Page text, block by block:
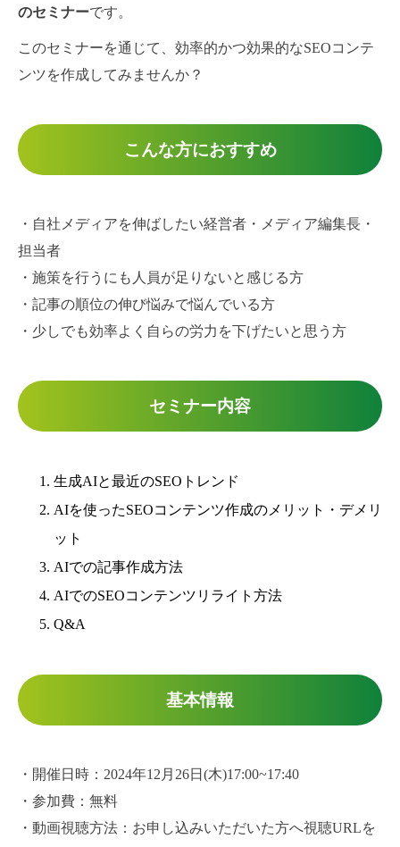
のセミナーです。
このセミナーを通じて、効率的かつ効果的なSEOコンテ
ンツを作成してみませんか？
こんな方におすすめ
・自社メディアを伸ばしたい経営者・メディア編集長・
担当者
・施策を行うにも人員が足りないと感じる方
・記事の順位の伸び悩みで悩んでいる方
・少しでも効率よく自らの労力を下げたいと思う方
セミナー内容
生成AIと最近のSEOトレンド
AIを使ったSEOコンテンツ作成のメリット・デメリ
ット
AIでの記事作成方法
AIでのSEOコンテンツリライト方法
Q&A
基本情報
・開催日時：2024年12月26日(木)17:00~17:40
・参加費：無料
・動画視聴方法：お申し込みいただいた方へ視聴URLを